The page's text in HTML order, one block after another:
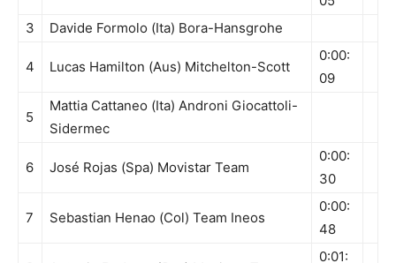
3
Davide Formolo (Ita) Bora-Hansgrohe
4 Lucas Hamilton (Aus) Mitchelton-Scott
0:00:
09
5
Mattia Cattaneo (Ita) Androni Giocattoli-
Sidermec
6 José Rojas (Spa) Movistar Team
0:00:
30
7 Sebastian Henao (Col) Team Ineos
0:00:
48
0:01: